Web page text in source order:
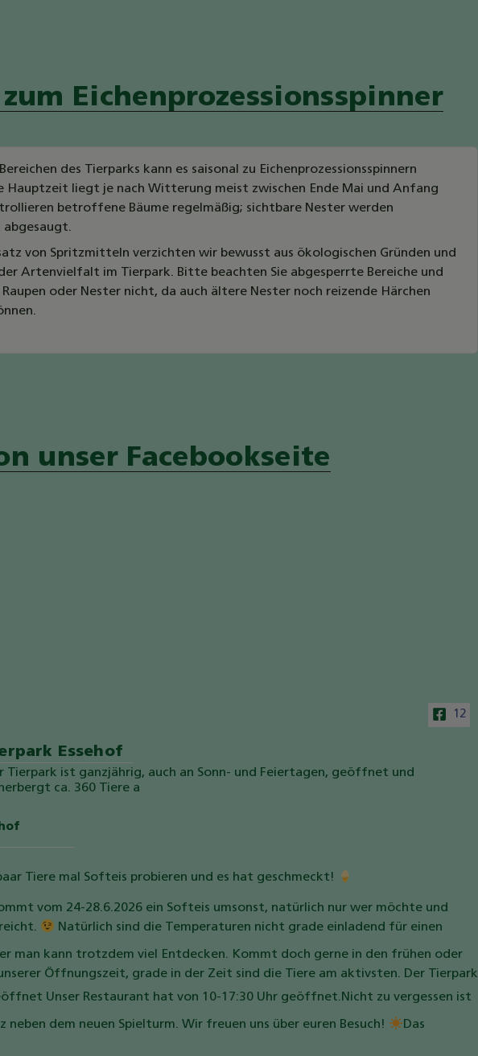
Eichenprozessionsspinner
des Tierparks kann es saisonal zu Eichenprozessionsspinnern
Hauptzeit liegt je nach Witterung meist zwischen Ende Mai und Anfang
betroffene Bäume regelmäßig; sichtbare Nester werden
von Spritzmitteln verzichten wir bewusst aus ökologischen Gründen und
Artenvielfalt im Tierpark. Bitte beachten Sie abgesperrte Bereiche und
Raupen oder Nester nicht, da auch ältere Nester noch reizende Härchen
unser Facebookseite
12
Essehof
Tierpark ist ganzjährig, auch an Sonn- und Feiertagen, geöffnet und
ca. 360 Tiere a
Tiere mal Softeis probieren und es hat geschmeckt!
vom 24-28.6.2026 ein Softeis umsonst, natürlich nur wer möchte und
Natürlich sind die Temperaturen nicht grade einladend für einen
man kann trotzdem viel Entdecken. Kommt doch gerne in den frühen oder
Öffnungszeit, grade in der Zeit sind die Tiere am aktivsten. Der Tierpark
Unser Restaurant hat von 10-17:30 Uhr geöffnet.Nicht zu vergessen ist
neben dem neuen Spielturm. Wir freuen uns über euren Besuch! Das